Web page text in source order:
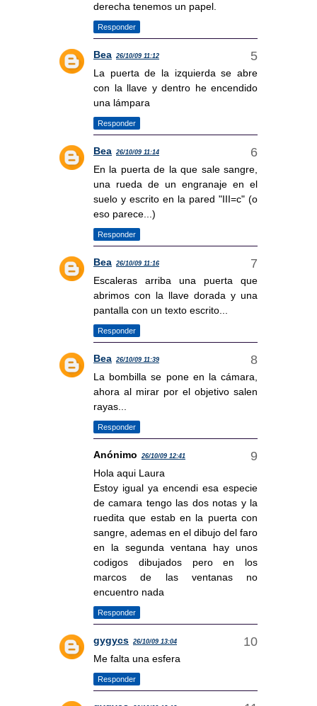
derecha tenemos un papel.
Responder
Bea 26/10/09 11:12
La puerta de la izquierda se abre
con la llave y dentro he encendido
una lámpara
Responder
Bea 26/10/09 11:14
En la puerta de la que sale sangre,
una rueda de un engranaje en el
suelo y escrito en la pared "III=c" (o
eso parece...)
Responder
Bea 26/10/09 11:16
Escaleras arriba una puerta que
abrimos con la llave dorada y una
pantalla con un texto escrito...
Responder
Bea 26/10/09 11:39
La bombilla se pone en la cámara,
ahora al mirar por el objetivo salen
rayas...
Responder
Anónimo 26/10/09 12:41
Hola aqui Laura
Estoy igual ya encendi esa especie
de camara tengo las dos notas y la
ruedita que estab en la puerta con
sangre, ademas en el dibujo del faro
en la segunda ventana hay unos
codigos dibujados pero en los
marcos de las ventanas no
encuentro nada
Responder
gygycs 26/10/09 13:04
Me falta una esfera
Responder